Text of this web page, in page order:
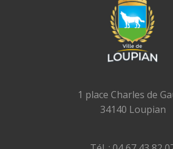
1 place Charles de
34140 Loupian